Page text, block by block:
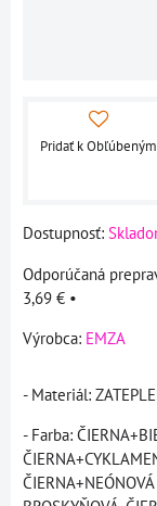
Pridať k Obľúbeným
Dostupnosť:
3,69 € •
Výrobca: EMZA
- Materiál:
- Farba: